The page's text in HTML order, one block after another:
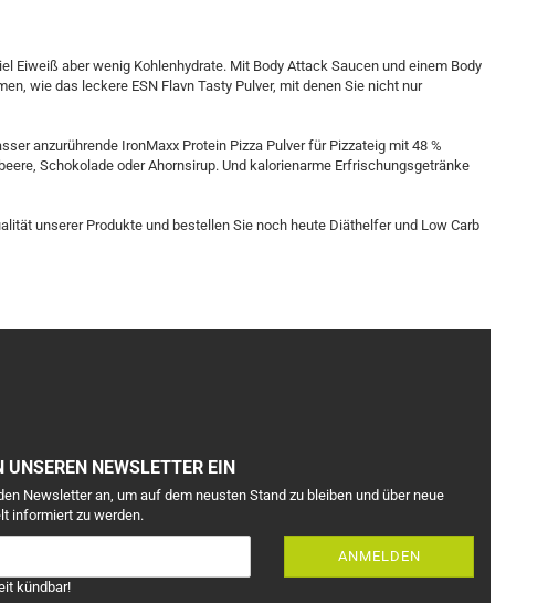
Eiweiß aber wenig Kohlenhydrate. Mit Body Attack Saucen und einem Body
wie das leckere ESN Flavn Tasty Pulver, mit denen Sie nicht nur
anzurührende IronMaxx Protein Pizza Pulver für Pizzateig mit 48 %
Schokolade oder Ahornsirup. Und kalorienarme Erfrischungsgetränke
unserer Produkte und bestellen Sie noch heute Diäthelfer und Low Carb
NEWSLETTER EIN
Newsletter an, um auf dem neusten Stand zu bleiben und über neue
informiert zu werden.
ANMELDEN
kündbar!